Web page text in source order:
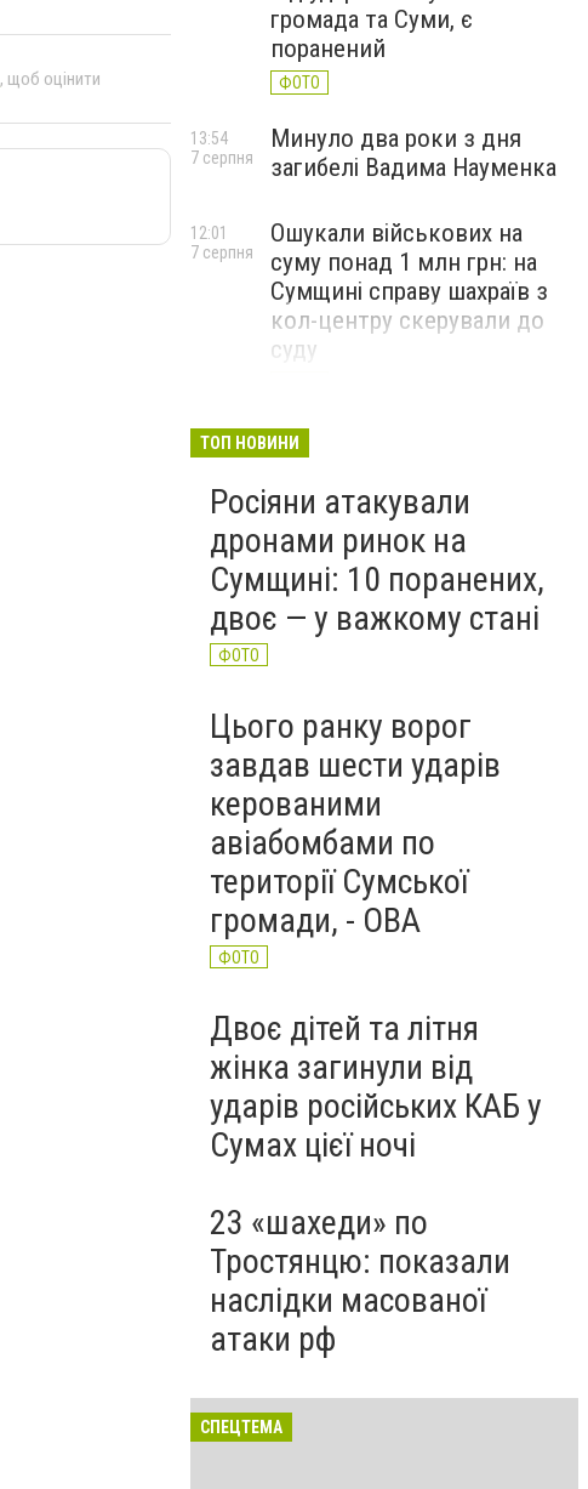
, щоб оцінити
громада та Суми, є
поранений
ФОТО
Минуло два роки з дня
загибелі Вадима Науменка
13:54
7 серпня
Ошукали військових на
суму понад 1 млн грн: на
Сумщині справу шахраїв з
кол-центру скерували до
суду
12:01
7 серпня
ТОП НОВИНИ
Росіяни атакували
дронами ринок на
Сумщині: 10 поранених,
двоє — у важкому стані
ФОТО
Цього ранку ворог
завдав шести ударів
керованими
авіабомбами по
території Сумської
громади, - ОВА
ФОТО
Двоє дітей та літня
жінка загинули від
ударів російських КАБ у
Сумах цієї ночі
23 «шахеди» по
Тростянцю: показали
наслідки масованої
атаки рф
СПЕЦТЕМА